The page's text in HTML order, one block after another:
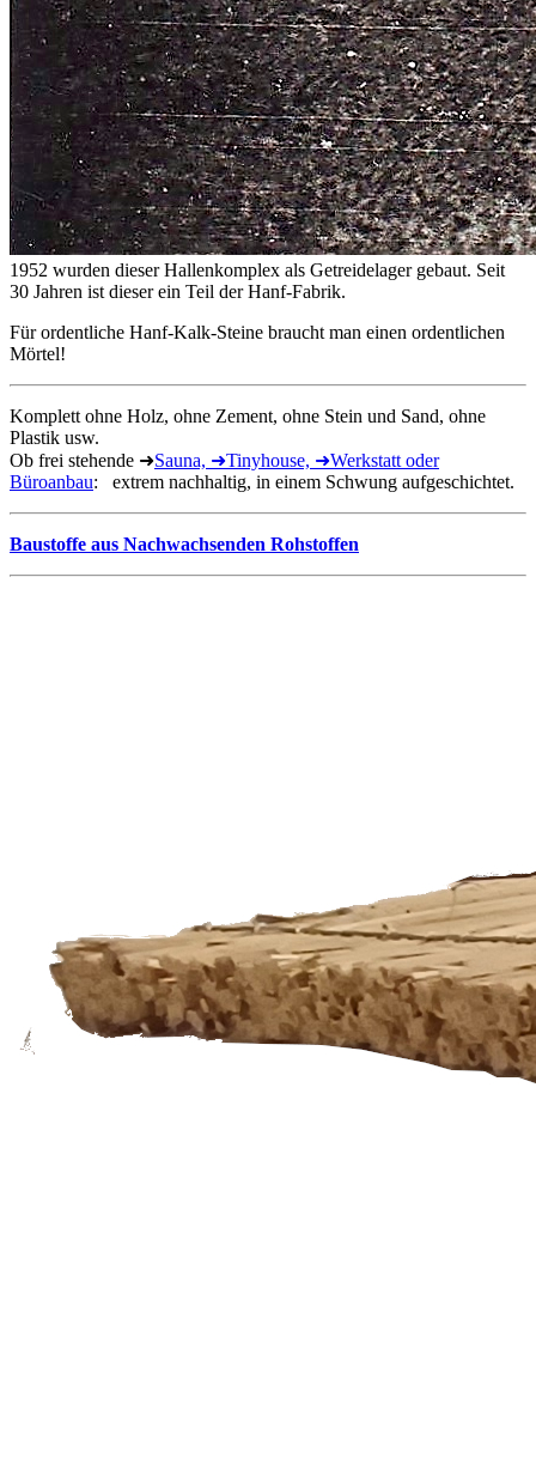
1952 wurden dieser Hallenkomplex als Getreidelager gebaut. Seit
30 Jahren ist dieser ein Teil der Hanf-Fabrik.
Für ordentliche Hanf-Kalk-Steine braucht man einen ordentlichen
Mörtel!
Komplett ohne Holz, ohne Zement, ohne Stein und Sand, ohne
Plastik usw.
Ob frei stehende ➜Sauna, ➜Tinyhouse, ➜Werkstatt oder
Büroanbau: extrem nachhaltig, in einem Schwung aufgeschichtet.
Baustoffe aus Nachwachsenden Rohstoffen